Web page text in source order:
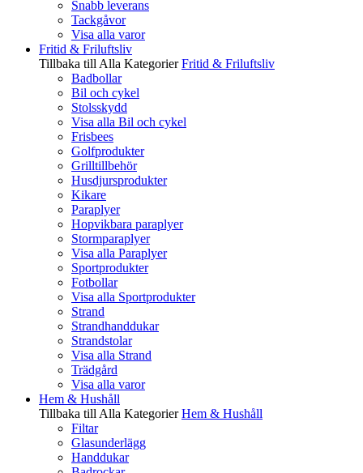
Snabb leverans
Tackgåvor
Visa alla varor
Fritid & Friluftsliv
Tillbaka till Alla Kategorier Fritid & Friluftsliv
Badbollar
Bil och cykel
Stolsskydd
Visa alla Bil och cykel
Frisbees
Golfprodukter
Grilltillbehör
Husdjursprodukter
Kikare
Paraplyer
Hopvikbara paraplyer
Stormparaplyer
Visa alla Paraplyer
Sportprodukter
Fotbollar
Visa alla Sportprodukter
Strand
Strandhanddukar
Strandstolar
Visa alla Strand
Trädgård
Visa alla varor
Hem & Hushåll
Tillbaka till Alla Kategorier Hem & Hushåll
Filtar
Glasunderlägg
Handdukar